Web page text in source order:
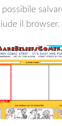
il browser.